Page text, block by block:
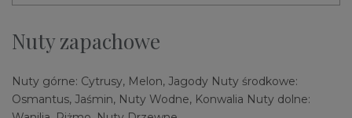
Nuty zapachowe
Nuty górne: Cytrusy, Melon, Jagody Nuty środkowe:
Osmantus, Jaśmin, Nuty Wodne, Konwalia Nuty dolne: